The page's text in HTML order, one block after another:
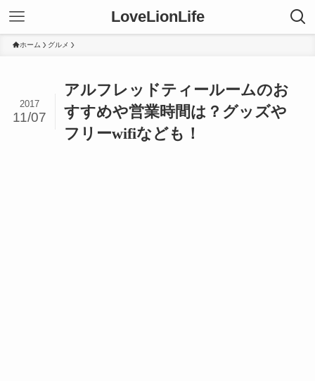
LoveLionLife
ホーム グルメ
アルフレッドティールームのお
すすめや営業時間は？グッズや
フリーwifiなども！
2017
11/07